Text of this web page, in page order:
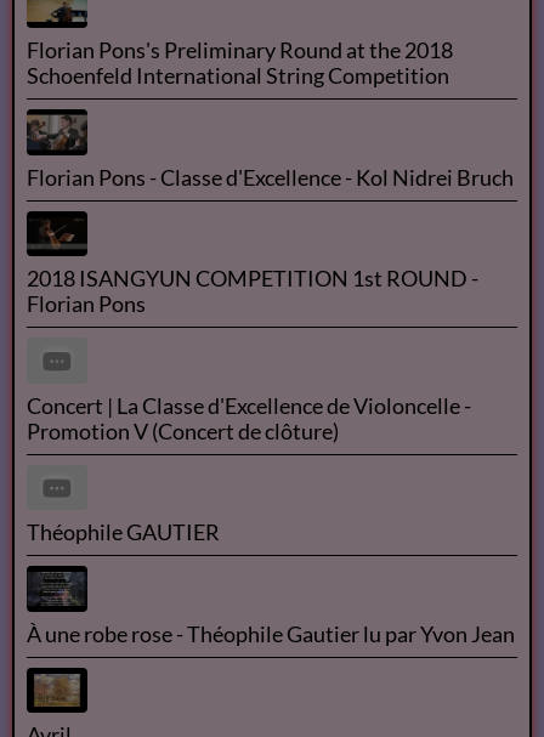
Florian Pons's Preliminary Round at the 2018
Schoenfeld International String Competition
Florian Pons - Classe d'Excellence - Kol Nidrei Bruch
2018 ISANGYUN COMPETITION 1st ROUND -
Florian Pons
Concert | La Classe d'Excellence de Violoncelle -
Promotion V (Concert de clôture)
Théophile GAUTIER
À une robe rose - Théophile Gautier lu par Yvon Jean